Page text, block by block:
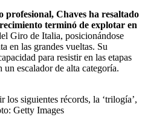
profesional, Chaves ha resaltado
terminó de explotar en
Giro de Italia, posicionándose
en las grandes vueltas. Su
para resistir en las etapas
escalador de alta categoría.
los siguientes récords, la ‘trilogía’,
Getty Images